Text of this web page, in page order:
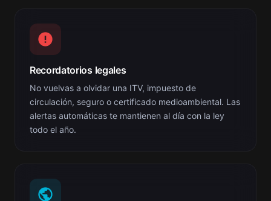
Recordatorios legales
No vuelvas a olvidar una ITV, impuesto de
circulación, seguro o certificado medioambiental. Las
alertas automáticas te mantienen al día con la ley
todo el año.